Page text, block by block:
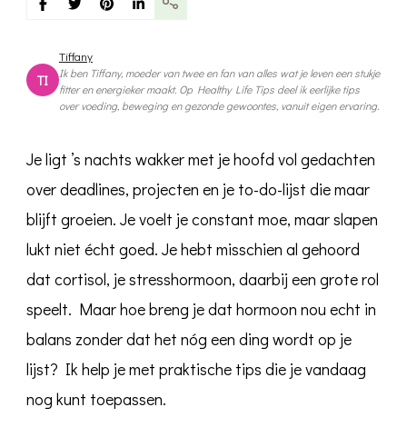
10
tips
die
TI
Tiffany
Ik ben Tiffany, moeder van twee en fan van alles wat je leven een stukje
fitter en energieker maakt. Op Healthy Life Tips deel ik eerlijke tips
over voeding, beweging en gezonde gewoontes, vanuit eigen ervaring.
Je ligt ’s nachts wakker met je hoofd vol gedachten
over deadlines, projecten en je to-do-lijst die maar
blijft groeien. Je voelt je constant moe, maar slapen
lukt niet écht goed. Je hebt misschien al gehoord
dat cortisol, je stresshormoon, daarbij een grote rol
speelt. Maar hoe breng je dat hormoon nou echt in
balans zonder dat het nóg een ding wordt op je
lijst? Ik help je met praktische tips die je vandaag
nog kunt toepassen.